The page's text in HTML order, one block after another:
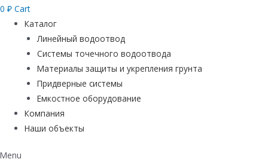
0 ₽ Cart
Каталог
Линейный водоотвод
Системы точечного водоотвода
Материалы защиты и укрепления грунта
Придверные системы
Емкостное оборудование
Компания
Наши объекты
Menu